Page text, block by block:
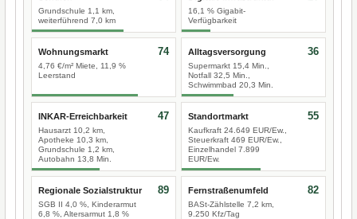
Grundschule 1,1 km,
weiterführend 7,0 km
16,1 % Gigabit-
Verfügbarkeit
Wohnungsmarkt
4,76 €/m² Miete, 11,9 %
Leerstand
74 Alltagsversorgung
Supermarkt 15,4 Min.,
Notfall 32,5 Min.,
Schwimmbad 20,3 Min.
36
INKAR-Erreichbarkeit
Hausarzt 10,2 km,
Apotheke 10,3 km,
Grundschule 1,2 km,
Autobahn 13,8 Min.
47 Standortmarkt
Kaufkraft 24.649 EUR/Ew.,
Steuerkraft 469 EUR/Ew.,
Einzelhandel 7.899
EUR/Ew.
55
Regionale Sozialstruktur
SGB II 4,0 %, Kinderarmut
6,8 %, Altersarmut 1,8 %
89 Fernstraßenumfeld
BASt-Zählstelle 7,2 km,
9.250 Kfz/Tag
82